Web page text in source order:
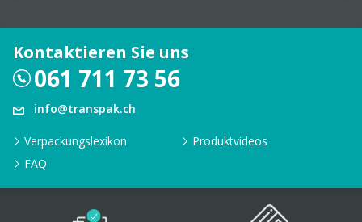
Kontaktieren Sie uns
061 711 73 56
info@transpak.ch
Verpackungslexikon
Produktvideos
FAQ